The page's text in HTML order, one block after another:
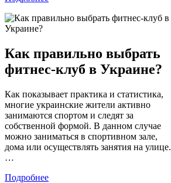
Как правильно выбрать
фитнес-клуб в Украине?
Как показывает практика и статистика,
многие украинские жители активно
занимаются спортом и следят за
собственной формой. В данном случае
можно заниматься в спортивном зале,
дома или осуществлять занятия на улице.
…
Подробнее